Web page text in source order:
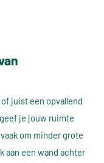
juist een opvallend
je jouw ruimte
om minder grote
aan een wand achter